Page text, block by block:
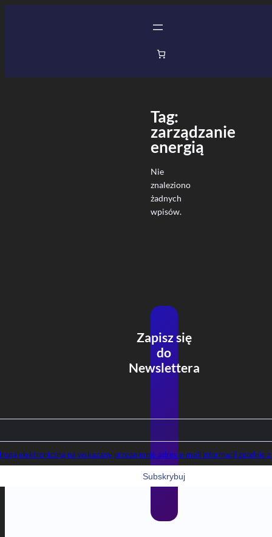
Tag:
zarządzanie
energią
Nie
znaleziono
żadnych
wpisów.
Zapisz się
do
Newslettera
elektroniczną na wskazany przeze mnie adres e-mail informacji zgodnie